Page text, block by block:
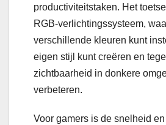
productiviteitstaken. Het
RGB-verlichtingssysteem,
verschillende kleuren kunt
eigen stijl kunt creëren en
zichtbaarheid in donkere
verbeteren.
Voor gamers is de snelheid